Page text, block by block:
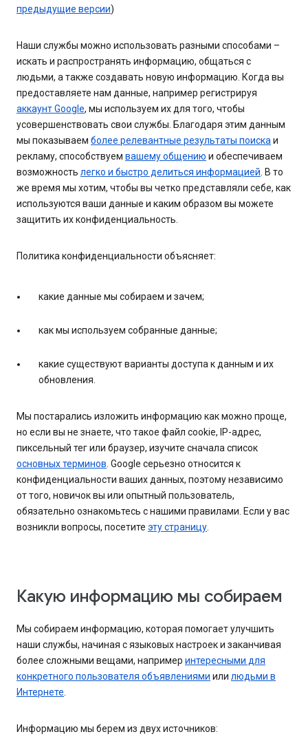
предыдущие версии)
Наши службы можно использовать разными способами –
искать и распространять информацию, общаться с
людьми, а также создавать новую информацию. Когда вы
предоставляете нам данные, например регистрируя
аккаунт Google, мы используем их для того, чтобы
усовершенствовать свои службы. Благодаря этим данным
мы показываем более релевантные результаты поискаи
рекламу, способствуем вашему общению и обеспечиваем
возможность легко и быстро делиться информацией. В то
же время мы хотим, чтобы вы четко представляли себе, как
используются ваши данные и каким образом вы можете
защитить их конфиденциальность.
Политика конфиденциальности объясняет:
какие данные мы собираем и зачем;
как мы используем собранные данные;
какие существуют варианты доступа к данным и их
обновления.
Мы постарались изложить информацию как можно проще,
но если вы не знаете, что такое файл cookie, IP-адрес,
пиксельный тег или браузер, изучите сначала список
основных терминов. Google серьезно относится к
конфиденциальности ваших данных, поэтому независимо
от того, новичок вы или опытный пользователь,
обязательно ознакомьтесь с нашими правилами. Если у вас
возникли вопросы, посетите эту страницу.
Какую информацию мы собираем
Мы собираем информацию, которая помогает улучшить
наши службы, начиная с языковых настроек и заканчивая
более сложными вещами, например интересными для
конкретного пользователя объявлениями или людьми в
Интернете.
Информацию мы берем из двух источников: